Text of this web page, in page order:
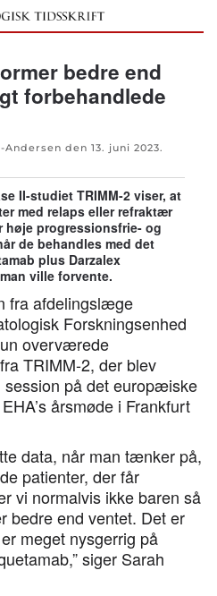
bedre end
forbehandlede
Andersen den 13. juni 2023.
II-studiet TRIMM-2 viser, at
med relaps eller refraktær
høje progressionsfrie- og
de behandles med det
plus Darzalex
ville forvente.
fra afdelingslæge
Forskningsenhed
overværede
TRIMM-2, der blev
på det europæiske
årsmøde i Frankfurt
data, når man tænker på,
patienter, der får
vi normalvis ikke baren så
bedre end ventet. Det er
meget nysgerrig på
siger Sarah